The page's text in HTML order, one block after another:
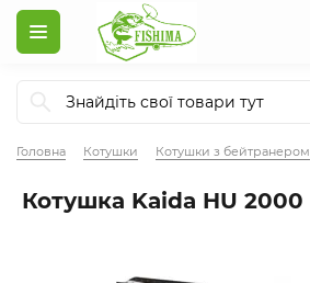
Головна Котушки Котушки з бейтранером
Котушка Kaida HU 2000